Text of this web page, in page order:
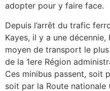
adopter pour y faire face.
Depuis l’arrêt du trafic
Kayes, il y a une
moyen de transport le
de la 1ere Région
Ces minibus passent, soit
soit par la Route nationale